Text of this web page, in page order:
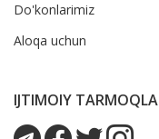
Do'konlarimiz
Aloqa uchun
IJTIMOIY